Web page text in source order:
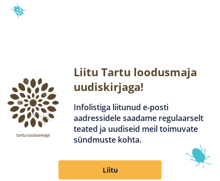
Liitu Tartu loodusmaja
uudiskirjaga!
Infolistiga liitunud e-posti
aadressidele saadame regulaarselt
teated ja uudiseid meil toimuvate
sündmuste kohta.
Liitu